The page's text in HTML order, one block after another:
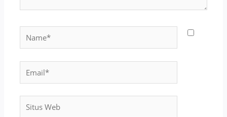
Name*
Situs